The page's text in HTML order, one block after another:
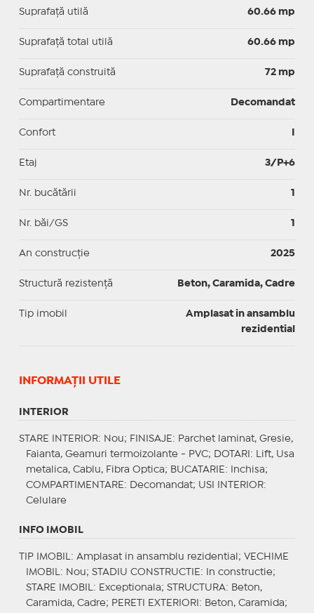
Suprafaţă utilă 60.66 mp
Suprafaţă total utilă 60.66 mp
Suprafaţă construită 72 mp
Compartimentare Decomandat
Confort
Etaj 3/P+6
Nr. bucătării 1
Nr. băi/GS 1
An construcție 2025
Structură rezistență Beton, Caramida, Cadre
Tip imobil
Amplasat in ansamblu
rezidential
INFORMAŢII UTILE
INTERIOR
STARE INTERIOR: Nou; FINISAJE : Parchet laminat, Gresie,
Faianta, Geamuri termoizolante - PVC;
DOTARI : Lift, Usa
metalica, Cablu, Fibra Optica; BUCATARIE : Inchisa;
COMPARTIMENTARE : Decomandat; USI INTERIOR:
Celulare
INFO IMOBIL
TIP IMOBIL : Amplasat in ansamblu rezidential; VECHIME
IMOBIL : Nou; STADIU CONSTRUCTIE : In constructie;
STARE IMOBIL : Exceptionala; STRUCTURA: Beton,
Caramida, Cadre; PERETI EXTERIORI : Beton, Caramida;